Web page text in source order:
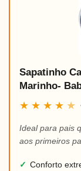
Sapatinho
Marinho-
★ ★ ★ ★ ★
Ideal para pais
aos primeiros
✓ Conforto